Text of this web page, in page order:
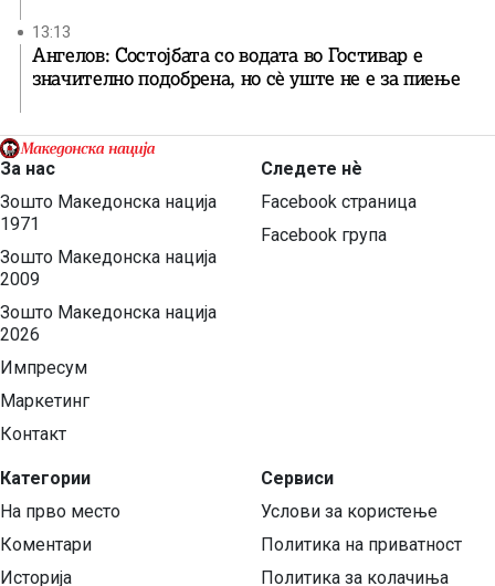
13:13
Ангелов: Состојбата со водата во Гостивар е
значително подобрена, но сè уште не е за пиење
За нас
Зошто Македонска нација
1971
Зошто Македонска нација
2009
Зошто Македонска нација
2026
Импресум
Маркетинг
Контакт
Категории
На прво место
Коментари
Историја
Следете нѐ
Facebook страница
Facebook група
Сервиси
Услови за користење
Политика на приватност
Политика за колачиња